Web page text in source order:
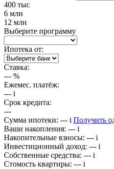
400 тыс
6 млн
12 млн
Выберите программу
Ипотека от:
Ставка:
--- %
Ежемес. платёж:
--- i
Срок кредита:
---
Сумма ипотеки: --- i Получить
Ваши накопления: --- i
Накопительные взносы: --- i
Инвестиционный доход: --- i
Собственные средства: --- i
Стомость квартиры: --- i